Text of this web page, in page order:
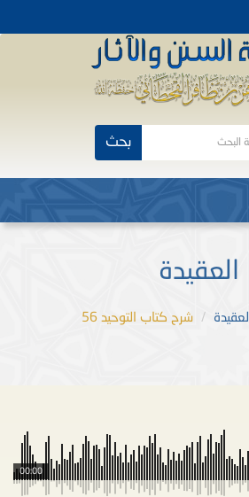
بحث
العقيدة
العقيدة شرح كتاب التوحيد 56
00:00